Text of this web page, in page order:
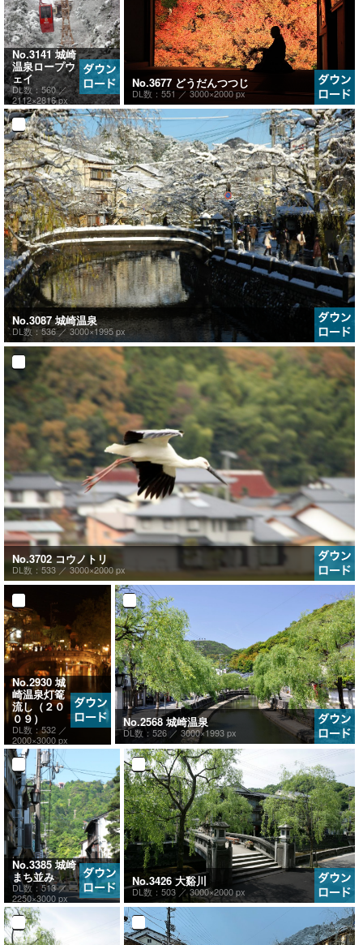
No.3141 城崎
温泉ロープウ
ェイ
DL数：560 ／
2112×2816 px
No.3677 どうだんつつじ
DL数：551 ／3000×2000 px
No.3087 城崎温泉
DL数：536 ／3000×1995 px
No.3702 コウノトリ
DL数：533 ／ 3000×2000 px
No.2930 城
崎温泉灯篭
流し（２０
０９）
DL数：532 ／
2000×3000 px
No.2568 城崎温泉
DL数：526 ／ 3000×1993 px
No.3385 城崎
まち並み
DL数：513 ／
2250×3000 px
No.3426 大谿川
DL数：503 ／3000×2000 px